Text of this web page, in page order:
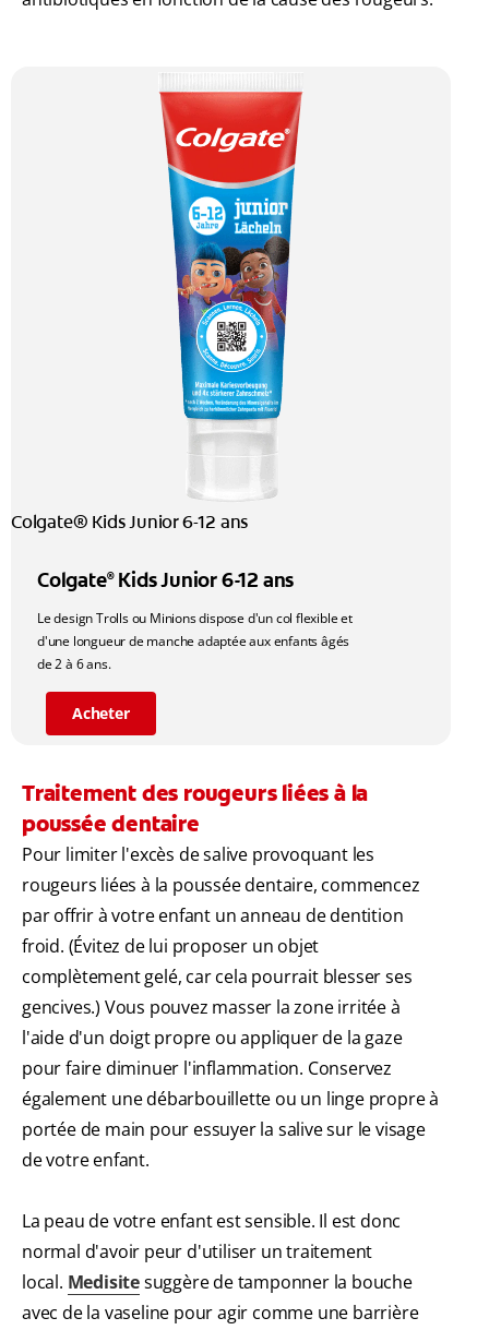
Colgate® Kids Junior 6-12 ans
Colgate®Kids Junior 6-12 ans
Le design Trolls ou Minions dispose d'un col flexible et
d'une longueur de manche adaptée aux enfants âgés
de 2 à 6 ans.
Acheter
Traitement des rougeurs liées à la
poussée dentaire
Pour limiter l'excès de salive provoquant les
rougeurs liées à la poussée dentaire, commencez
par offrir à votre enfant un anneau de dentition
froid. (Évitez de lui proposer un objet
complètement gelé, car cela pourrait blesser ses
gencives.) Vous pouvez masser la zone irritée à
l'aide d'un doigt propre ou appliquer de la gaze
pour faire diminuer l'inflammation. Conservez
également une débarbouillette ou un linge propre à
portée de main pour essuyer la salive sur le visage
de votre enfant.
La peau de votre enfant est sensible. Il est donc
normal d'avoir peur d'utiliser un traitement
local. Medisitesuggère de tamponner la bouche
avec de la vaseline pour agir comme une barrière